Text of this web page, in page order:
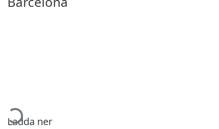
Ladda ner